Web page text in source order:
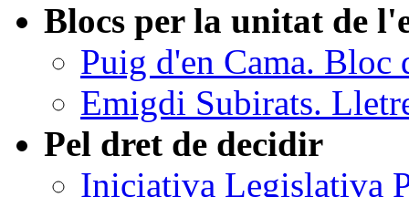
Blocs per la unitat de
Puig d'en Cama. Bloc
Emigdi Subirats.
Pel dret de decidir
Iniciativa Legislativa